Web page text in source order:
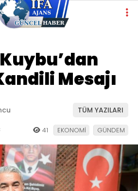
Mesajı
TÜM YAZILARI
41 EKONOMİ GÜNDEM